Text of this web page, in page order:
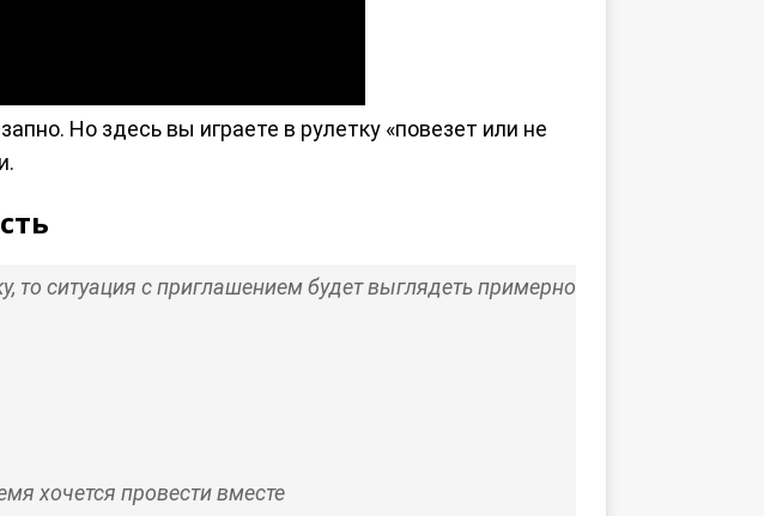
Но здесь вы играете в рулетку «повезет или не
то ситуация с приглашением будет выглядеть примерно
хочется провести вместе